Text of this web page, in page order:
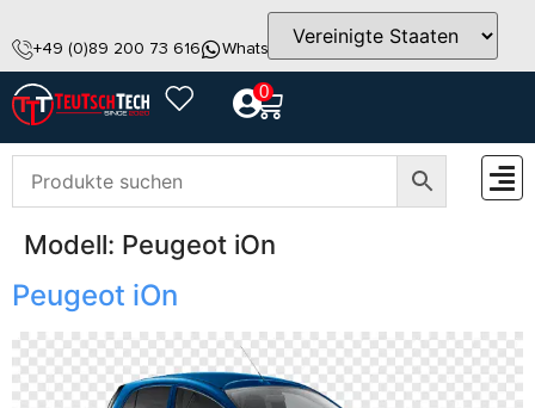
+49 (0)89 200 73 616 WhatsApp info@teutschtech.com
0
Modell: Peugeot iOn
Peugeot iOn